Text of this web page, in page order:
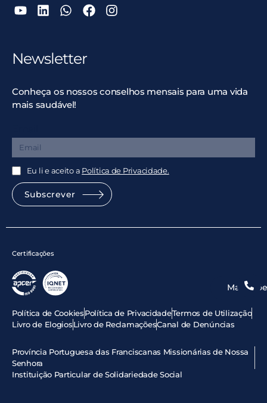
Newsletter
Conheça os nossos conselhos mensais para uma vida
mais saudável!
Eu li e aceito a Política de Privacidade.
Subscrever
Certificações
Política de CookiesPolítica de PrivacidadeTermos de Utilização
Livro de ElogiosLivro de ReclamaçõesCanal de Denúncias
Província Portuguesa das Franciscanas Missionárias de Nossa
Senhora
Instituição Particular de Solidariedade Social